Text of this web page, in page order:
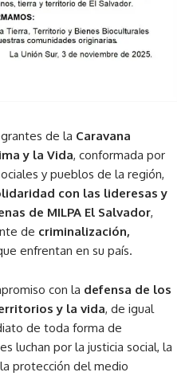
de la Caravana
y la Vida, conformada por
y pueblos de la región,
con las lideresas y
de MILPA El Salvador,
de criminalización,
enfrentan en su país.
con la defensa de los
y la vida, de igual
de toda forma de
luchan por la justicia social, la
protección del medio